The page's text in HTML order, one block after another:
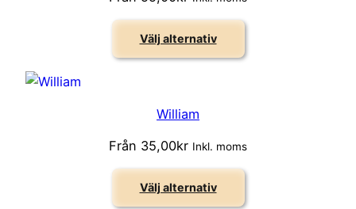
Välj alternativ
William
Från 35,00kr Inkl. moms
Välj alternativ